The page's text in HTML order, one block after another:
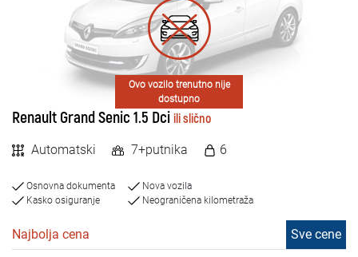
Ovo vozilo trenutno nije
dostupno
Renault Grand Senic 1.5 Dci ili slično
Automatski 7+putnika 6
Osnovna dokumenta
Kasko osiguranje
Nova vozila
Neograničena kilometraža
Najbolja cena Sve cene